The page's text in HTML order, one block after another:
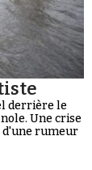
derrière le
Une crise
d'une rumeur